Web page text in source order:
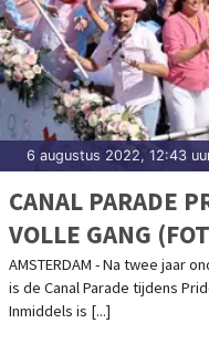
6 augustus 2022, 12:43
CANAL PARADE
VOLLE GANG
AMSTERDAM - Na twee jaar
is de Canal Parade tijdens
Inmiddels is [...]